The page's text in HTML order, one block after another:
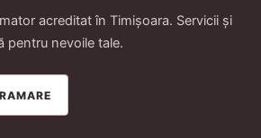
acreditat în Timișoara. Servicii și
pentru nevoile tale.